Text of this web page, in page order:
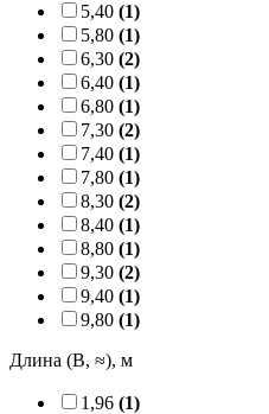
5,40 (1)
5,80 (1)
6,30 (2)
6,40 (1)
6,80 (1)
7,30 (2)
7,40 (1)
7,80 (1)
8,30 (2)
8,40 (1)
8,80 (1)
9,30 (2)
9,40 (1)
9,80 (1)
Длина (B, ≈), м
1,96 (1)